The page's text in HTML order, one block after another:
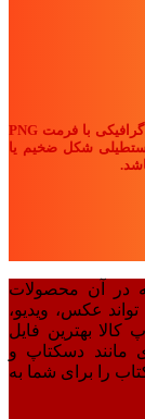
این کالا و بسته‌ی آماده شده، مجموعه‌ای از 25 عدد فایل گرافیکی با فرمت PNG
شکل ضخیم یا
در آن محصولات
عکس، ویدیو،
بهترین فایل
مانند دسکتاپ و
را برای شما به